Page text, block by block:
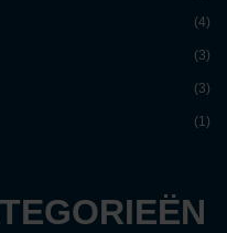
(4)
(3)
(3)
(1)